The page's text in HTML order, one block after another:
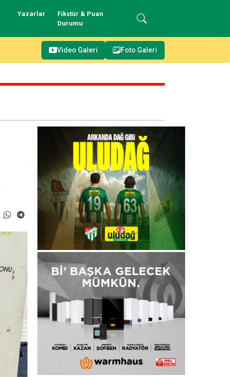
Yazarlar
Fikstür & Puan
Durumu
Video Galeri Foto Galeri